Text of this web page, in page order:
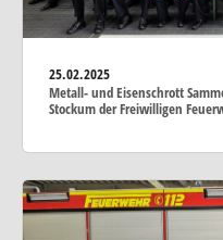
25.02.2025
Metall- und Eisenschrott
Stockum der Freiwilligen